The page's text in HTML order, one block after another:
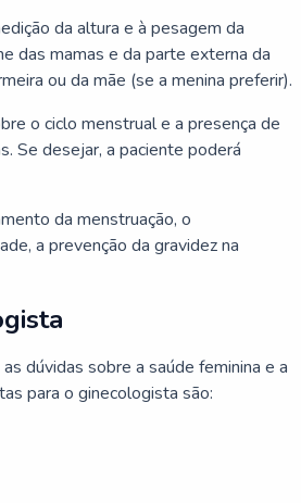
da altura e à pesagem da
das mamas e da parte externa da
ou da mãe (se a menina preferir).
o ciclo menstrual e a presença de
Se desejar, a paciente poderá
da menstruação, o
a prevenção da gravidez na
dúvidas sobre a saúde feminina e a
para o ginecologista são: